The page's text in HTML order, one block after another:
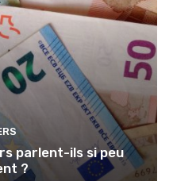
parlent-ils si peu
?